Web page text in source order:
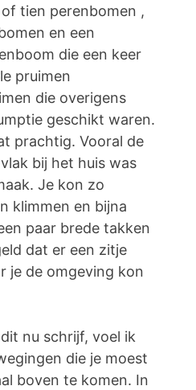
tien perenbomen ,
en een
die een keer
pruimen
die overigens
geschikt waren.
prachtig. Vooral de
bij het huis was
Je kon zo
klimmen en bijna
paar brede takken
dat er een zitje
je de omgeving kon
nu schrijf, voel ik
die je moest
boven te komen. In